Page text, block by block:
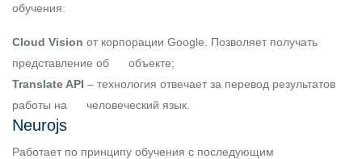
обучения:
Cloud Vision от корпорации Google. Позволяет получать
представление об объекте;
Translate API – технология отвечает за перевод результатов
работы на человеческий язык.
Neurojs
Работает по принципу обучения с последующим